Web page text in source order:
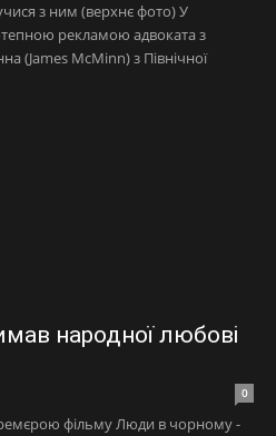
з ним (верхнє фото) У
рекламою адвоката з
(James McMinn) з Північної
народної любові
0
фільму Люди в чорному -